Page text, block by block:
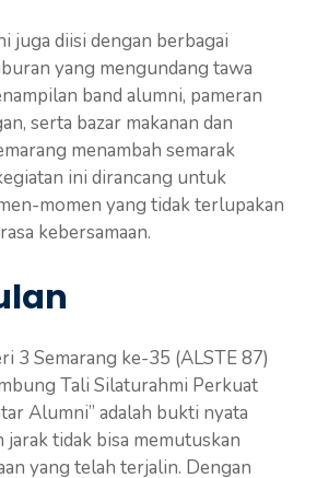
juga diisi dengan berbagai
yang mengundang tawa
band alumni, pameran
serta bazar makanan dan
menambah semarak
ini dirancang untuk
momen yang tidak terlupakan
kebersamaan.
3 Semarang ke-35 (ALSTE 87)
Tali Silaturahmi Perkuat
Alumni” adalah bukti nyata
jarak tidak bisa memutuskan
yang telah terjalin. Dengan